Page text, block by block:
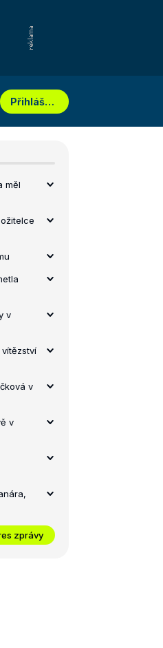
Přihlášení
měl
v
v
v
zprávy